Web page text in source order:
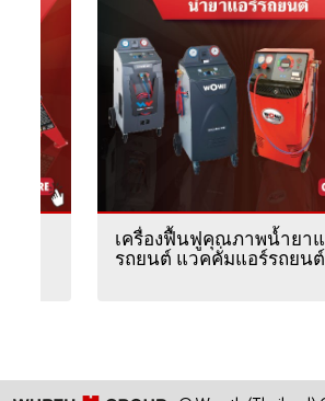
เครื่องฟื้นฟูคุณภาพน้ำยา
รถยนต์ แวคคั่มแอร์รถยนต์